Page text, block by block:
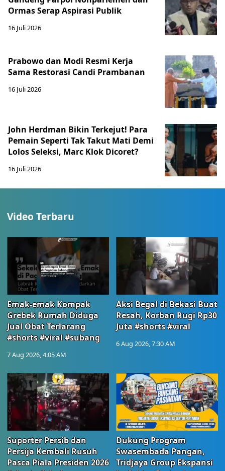
Ormas Serap Aspirasi Publik
16 Juli 2026
Prabowo dan Modi Resmi Kerja
Sama Restorasi Candi Prambanan
16 Juli 2026
John Herdman Bikin Terkejut! Para
Pemain Seperti Tak Takut Mati Demi
Lolos Seleksi, Marc Klok Dicoret?
16 Juli 2026
Video Terbaru
Emak-emak Kompak
Grebek Rumah Diduga
Jual Obat Terlarang
#shorts #viral #subang
7 Aug 2026, 4:05 AM
Aksi Begal di Bekasi Buat
Resah, Korban Rugi Rp30
Juta #shorts #viral
6 Aug 2026, 7:30 AM
Suporter Persib dan
Persija Kembali Rusuh
Pasca Piala Presiden 2026
Dukung Program
Swasembada Pangan,
Tridjaya Group Ekspansi